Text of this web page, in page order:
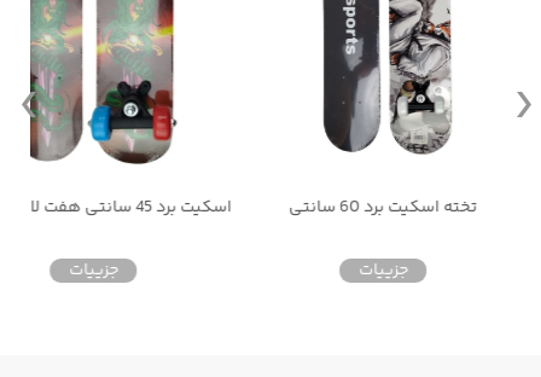
جزییات
تخته اسکیت برد 45 سانتی
جزییات